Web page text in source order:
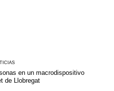
en un macrodispositivo
de Llobregat